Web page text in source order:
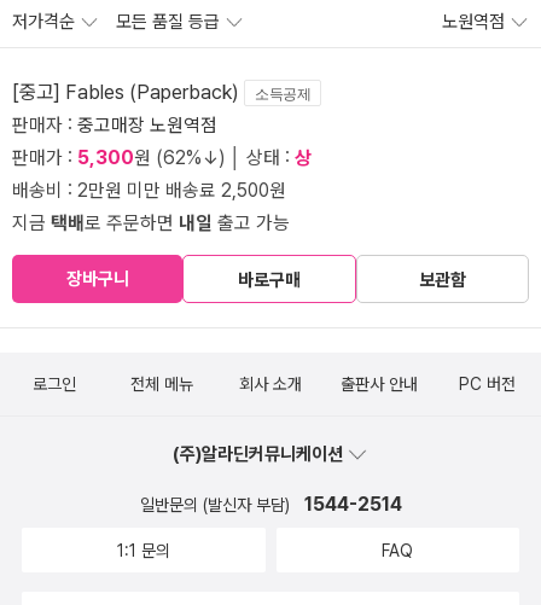
저가격순 모든 품질 등급 노원역점
[중고] Fables (Paperback) 소득공제
판매자 : 중고매장 노원역점
판매가 : 5,300원 (62%↓) │ 상태 : 상
배송비 : 2만원 미만 배송료 2,500원
지금 택배로 주문하면 내일 출고 가능
장바구니 바로구매 보관함
로그인 전체 메뉴 회사 소개 출판사 안내 PC 버전
(주)알라딘커뮤니케이션
일반문의 (발신자 부담) 1544-2514
1:1 문의 FAQ